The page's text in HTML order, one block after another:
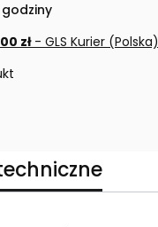
zł- GLS Kurier (Polska)